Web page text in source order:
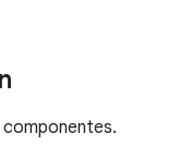
componentes.